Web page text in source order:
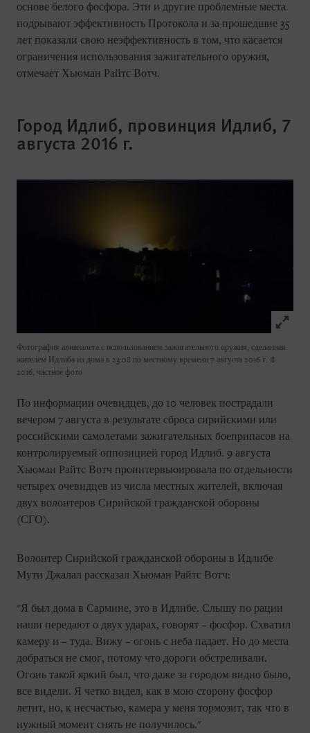
основе белого фосфора. Эти и другие проблемные места
подрывают эффективность Протокола и за прошедшие 35
лет показали свою неэффективность в том, что касается
ограничения использования зажигательного оружия,
отмечает Хьюман Райтс Вотч.
Город Идлиб, провинция Идлиб, 7
августа 2016 г.
Click
Фотография авианалета с использованием зажигательного оружия, сделанная
жителем Идлиба из дома в 23:08 по местному времени 7 августа 2016 г. ©
2016, частное фото
По информации очевидцев, до 10 человек пострадали
вечером 7 августа в результате сброса сирийскими или
российскими самолетами зажигательных боеприпасов на
контролируемый оппозицией город Идлиб. 9 августа
Хьюман Райтс Вотч проинтервьюировала по отдельности
четырех очевидцев из числа местных жителей, включая
двух волонтеров Сирийской гражданской обороны
(СГО).
Волонтер Сирийской гражданской обороны в Идлибе
Мути Джалал рассказал Хьюман Райтс Вотч:
"Я был дома в Сармине, это в Идлибе. Слышу по рации
наши передают о двух ударах, говорят – фосфор. Схватил
камеру и – туда. Вижу – огонь с неба падает. Но до места
добраться не смог, потому что дороги обстреливали.
Огонь такой яркий был, что даже за городом видно было,
все видели. Я четко видел, как в мою сторону фосфор
летит, но, к несчастью, камера у меня тормозит, так что в
нужный момент снять не получилось."